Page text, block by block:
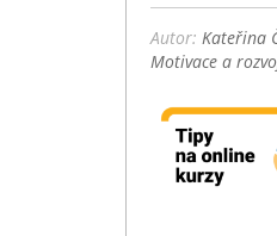
Autor:Kateřina
Motivace a